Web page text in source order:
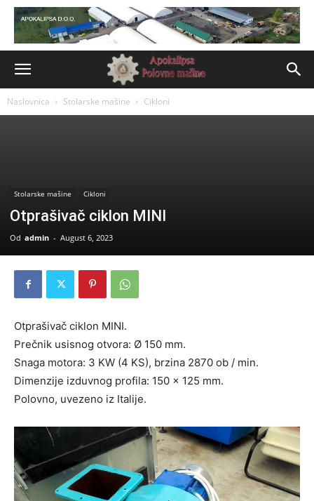
Naslovnica Stolarske mašine Cikloni
Stolarske mašine Cikloni
Otprašivač ciklon MINI
Od admin - August 6, 2023
Otprašivač ciklon MINI.
Prečnik usisnog otvora: Ø 150 mm.
Snaga motora: 3 KW (4 KS), brzina 2870 ob / min.
Dimenzije izduvnog profila: 150 x 125 mm.
Polovno, uvezeno iz Italije.